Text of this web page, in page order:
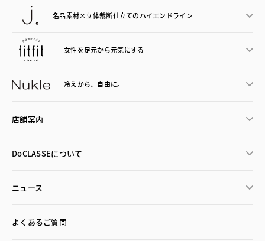
名品素材×立体裁断仕立てのハイエンドライン
女性を足元から元気にする
冷えから、 自由に。
店舗案内
DoCLASSEについて
ニュース
よくあるご質問